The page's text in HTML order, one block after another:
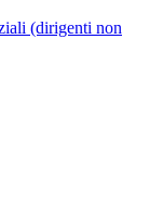
(dirigenti non